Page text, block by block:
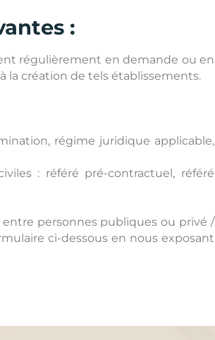
:
régulièrement en demande ou en
la création de tels établissements.
régime juridique applicable,
: référé pré-contractuel, référé
personnes publiques ou privé /
ci-dessous en nous exposant